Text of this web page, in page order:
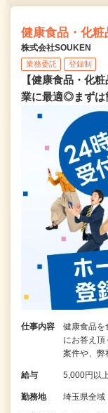
健康食品・化
株式会社SOUKEN
業務委託 登録制
【健康食品・化
業に最適◎まずは
仕事内容
健康食品を
にお答え頂
案件や、
給与 5,000円以
勤務地 埼玉県全域